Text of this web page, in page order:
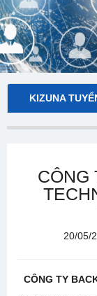
KIZUNA
CÔNG
20/05/
CÔNG TY